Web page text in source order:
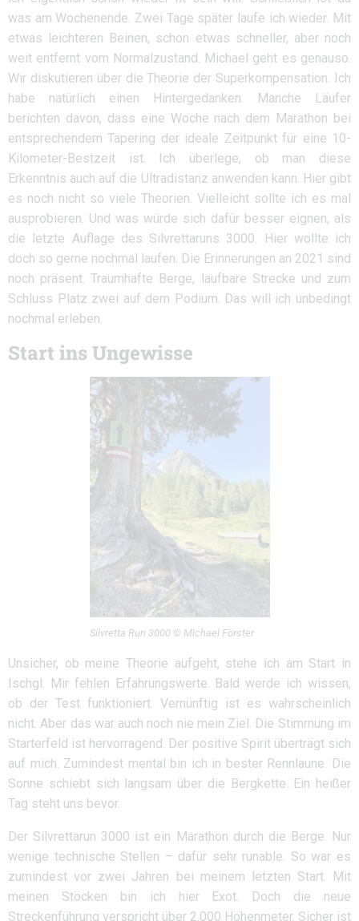
was am Wochenende. Zwei Tage später laufe ich wieder. Mit
etwas leichteren Beinen, schon etwas schneller, aber noch
weit entfernt vom Normalzustand. Michael geht es genauso.
Wir diskutieren über die Theorie der Superkompensation. Ich
habe natürlich einen Hintergedanken. Manche Läufer
berichten davon, dass eine Woche nach dem Marathon bei
entsprechendem Tapering der ideale Zeitpunkt für eine 10-
Kilometer-Bestzeit ist. Ich überlege, ob man diese
Erkenntnis auch auf die Ultradistanz anwenden kann. Hier gibt
es noch nicht so viele Theorien. Vielleicht sollte ich es mal
ausprobieren. Und was würde sich dafür besser eignen, als
die letzte Auflage des Silvrettaruns 3000. Hier wollte ich
doch so gerne nochmal laufen. Die Erinnerungen an 2021 sind
noch präsent. Traumhafte Berge, laufbare Strecke und zum
Schluss Platz zwei auf dem Podium. Das will ich unbedingt
nochmal erleben.
Start ins Ungewisse
Silvretta Run 3000 © Michael Förster
Unsicher, ob meine Theorie aufgeht, stehe ich am Start in
Ischgl. Mir fehlen Erfahrungswerte. Bald werde ich wissen,
ob der Test funktioniert. Vernünftig ist es wahrscheinlich
nicht. Aber das war auch noch nie mein Ziel. Die Stimmung im
Starterfeld ist hervorragend. Der positive Spirit überträgt sich
auf mich. Zumindest mental bin ich in bester Rennlaune. Die
Sonne schiebt sich langsam über die Bergkette. Ein heißer
Tag steht uns bevor.
Der Silvrettarun 3000 ist ein Marathon durch die Berge. Nur
wenige technische Stellen – dafür sehr runable. So war es
zumindest vor zwei Jahren bei meinem letzten Start. Mit
meinen Stöcken bin ich hier Exot. Doch die neue
Streckenführung verspricht über 2.000 Höhenmeter. Sicher ist